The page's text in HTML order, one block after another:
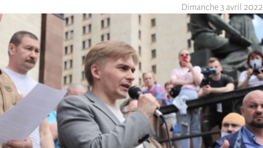
Dimanche 3 avril 2022